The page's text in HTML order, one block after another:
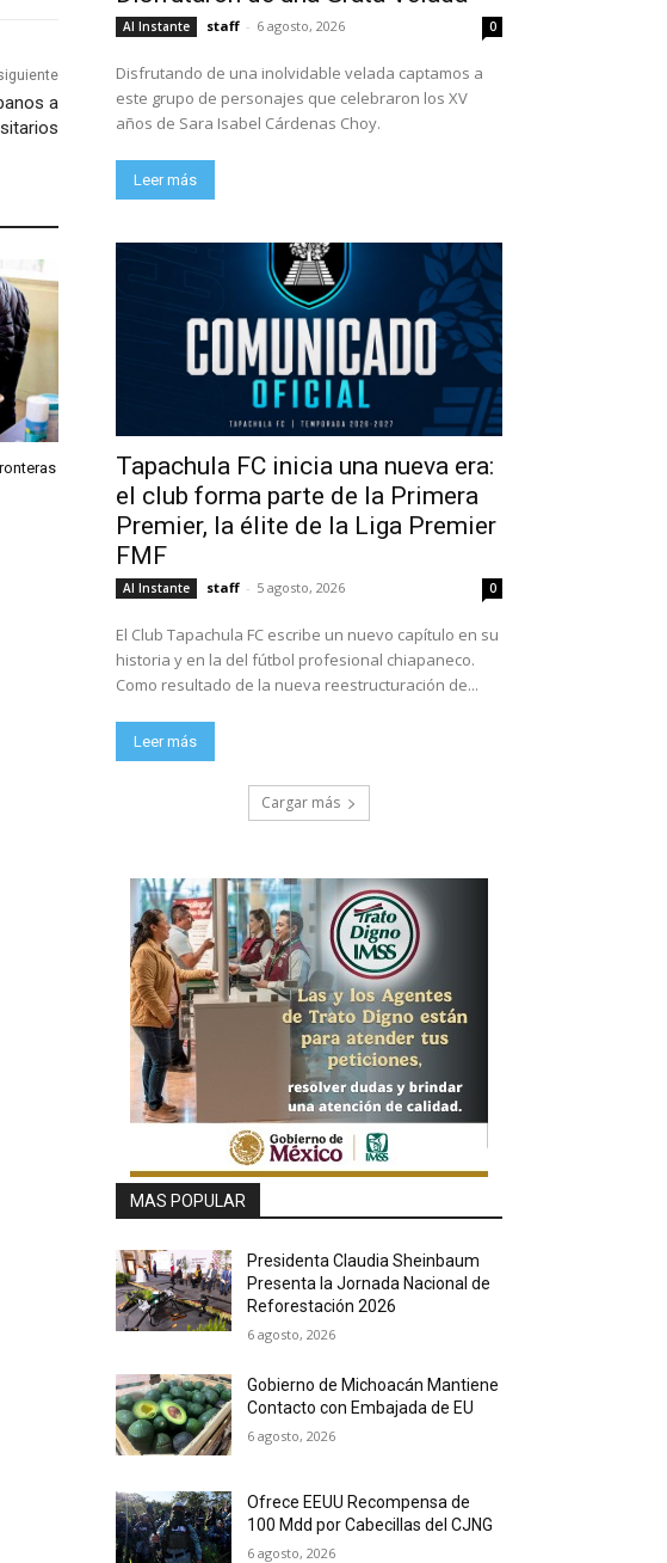
a
Al Instante staff - 6 agosto, 2026 0
Disfrutando de una inolvidable velada captamos a
este grupo de personajes que celebraron los XV
años de Sara Isabel Cárdenas Choy.
Leer más
Tapachula FC inicia una nueva era:
el club forma parte de la Primera
Premier, la élite de la Liga Premier
FMF
Al Instante staff - 5 agosto, 2026 0
El Club Tapachula FC escribe un nuevo capítulo en su
historia y en la del fútbol profesional chiapaneco.
Como resultado de la nueva reestructuración de...
Leer más
Cargar más
MAS POPULAR
Presidenta Claudia Sheinbaum
Presenta la Jornada Nacional de
Reforestación 2026
6 agosto, 2026
Gobierno de Michoacán Mantiene
Contacto con Embajada de EU
6 agosto, 2026
Ofrece EEUU Recompensa de
100 Mdd por Cabecillas del CJNG
6 agosto, 2026